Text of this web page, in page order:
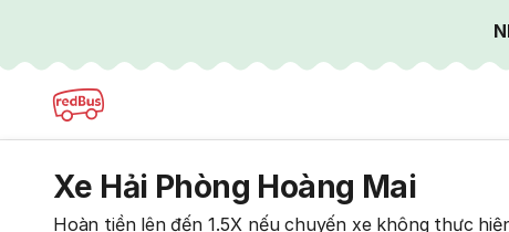
Xe Hải Phòng Hoàng Mai
Hoàn tiền lên đến 1.5X nếu chuyến xe không thực